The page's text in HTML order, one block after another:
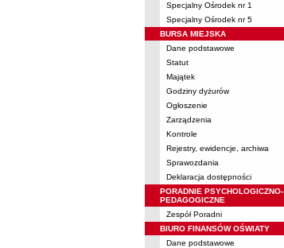
Specjalny Ośrodek nr 1
Specjalny Ośrodek nr 5
BURSA MIEJSKA
Dane podstawowe
Statut
Majątek
Godziny dyżurów
Ogłoszenie
Zarządzenia
Kontrole
Rejestry, ewidencje, archiwa
Sprawozdania
Deklaracja dostępności
PORADNIE PSYCHOLOGICZNO-
PEDAGOGICZNE
Zespół Poradni
BIURO FINANSÓW OŚWIATY
Dane podstawowe